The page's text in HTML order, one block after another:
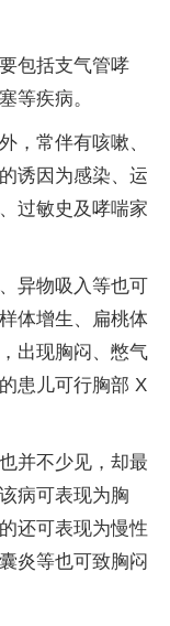
包括支气管哮
等疾病。
，常伴有咳嗽、
诱因为感染、运
过敏史及哮喘家
异物吸入等也可
体增生、扁桃体
出现胸闷、憋气
患儿可行胸部 X
并不少见，却最
病可表现为胸
还可表现为慢性
炎等也可致胸闷